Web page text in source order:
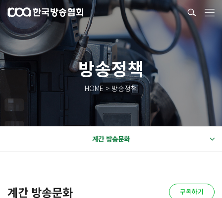
방송정책
HOME > 방송정책
계간 방송문화
계간 방송문화 구독하기